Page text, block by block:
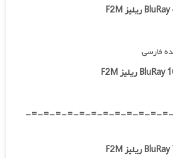
فارسی
-=-=-=-=-=-=-=-=-=-=-=-